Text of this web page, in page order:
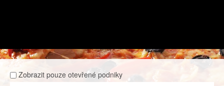
Zobrazit pouze otevřené podniky